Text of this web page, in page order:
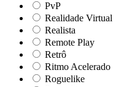
PvP
Realidade Virtual
Realista
Remote Play
Retrô
Ritmo Acelerado
Roguelike